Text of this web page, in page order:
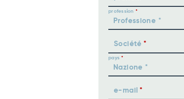
profession
Société
pays
e-mail